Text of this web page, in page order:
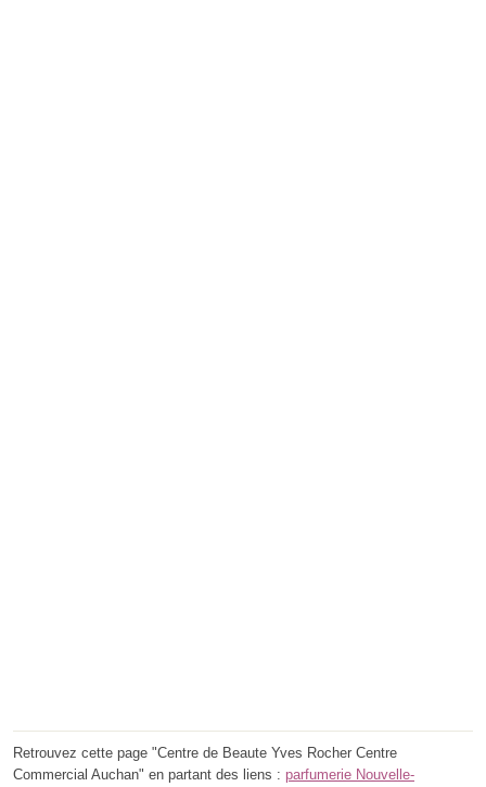
Retrouvez cette page "Centre de Beaute Yves Rocher Centre
Commercial Auchan" en partant des liens : parfumerie Nouvelle-